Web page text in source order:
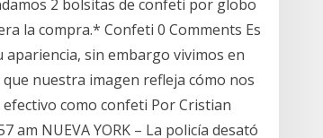
2 bolsitas de confeti por globo
la compra.* Confeti 0 Comments Es
sin embargo vivimos en
nuestra imagen refleja cómo nos
como confeti Por Cristian
am NUEVA YORK – La policía desató